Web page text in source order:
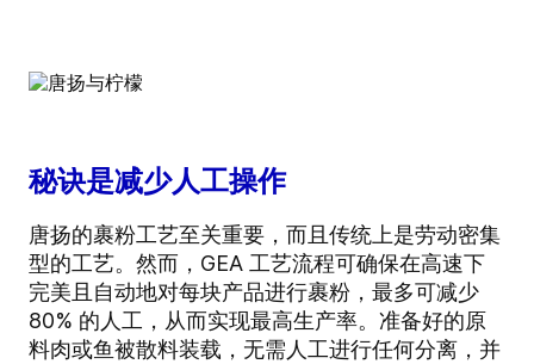
秘诀是减少人工操作
唐扬的裹粉工艺至关重要，而且传统上是劳动密集
型的工艺。然而，GEA 工艺流程可确保在高速下
完美且自动地对每块产品进行裹粉，最多可减少
80% 的人工，从而实现最高生产率。准备好的原
料肉或鱼被散料装载，无需人工进行任何分离，并